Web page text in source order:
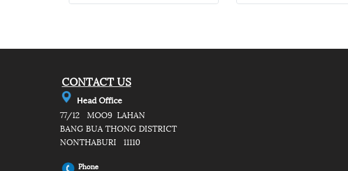
CONTACT US
Head Office
77/12 MOO9 LAHAN
BANG BUA THONG DISTRICT
NONTHABURI 11110
Phone